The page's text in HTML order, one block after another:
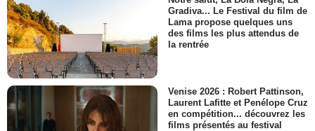
Gradiva... Le Festival du film de
Lama propose quelques uns
des films les plus attendus de
la rentrée
Venise 2026 : Robert Pattinson,
Laurent Lafitte et Penélope Cruz
en compétition... découvrez les
films présentés au festival